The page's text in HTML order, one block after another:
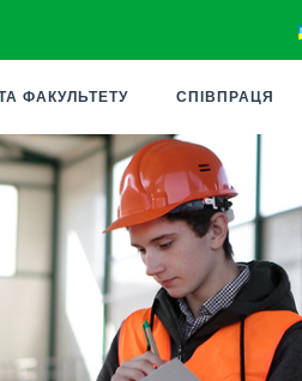
ФАКУЛЬТЕТУ СПІВПРАЦЯ